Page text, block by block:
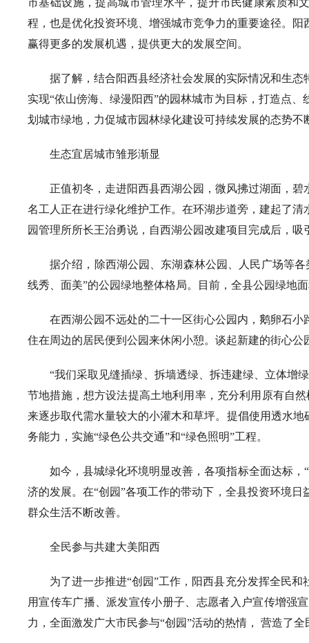
市基础设施，提高城市管理水平，提升市民健康素质和
程，也是优化投资环境、增强城市竞争力的重要途径。
赢得更多的发展机遇，提供更大的发展空间。
据了解，结合阳西县经济社会发展的实际情况和生
实现“依山傍海、绿漫阳西”的园林城市为目标，打造点
划城市绿地，力促城市园林绿化建设可持续发展的态势不
生态宜居城市雏形渐显
正值初冬，走进阳西县西湖公园，微风拂过湖面，
名工人正在进行绿化维护工作。在环湖步道旁，建起了
园管理所所长王治勇说，自西湖公园改建项目完成后，
据介绍，除西湖公园、东湖森林公园、人民广场等
线秀、面美”的公园绿地整体格局。目前，全县公园绿地
在西湖公园不远处的二十一区街心公园内，鹅卵石
住在周边的居民便到公园来休闲小憩。谈起新建的街心
“我们采取见缝插绿、拆墙透绿、拆违建绿、立体增
节地措施，想方设法提高土地利用率，充分利用原有自
来逐步取代需水量较大的小灌木和草坪。提倡使用透水
务能力，实施“绿色公共交通”和“绿色照明”工程。
如今，县城绿化环境明显改善，各项指标全面达标
济的发展。在“创园”各项工作的带动下，全县投资环境
群众生活不断改善。
全民参与共建大美阳西
为了进一步推进“创园”工作，阳西县充分发挥全民
用宣传车广播、派发宣传小册子、志愿者入户宣传增强
力，全面激发广大市民参与“创园”活动的热情， 营造了